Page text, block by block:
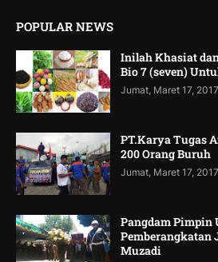
POPULAR NEWS
Inilah Khasiat
Bio 7 (seven)
Jumat, Maret 17, 2017
PT.Karya Tugas
200 Orang Buruh
Jumat, Maret 17, 2017
Pangdam Pimpin
Pemberangkatan
Muzadi